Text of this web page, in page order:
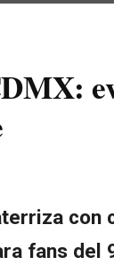
fans del